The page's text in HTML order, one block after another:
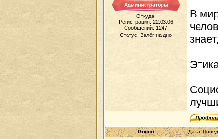
Откуда:
Регистрация: 22.03.06
Сообщений: 1247
Статус: Залёг на дно
В
Grigori Дата: